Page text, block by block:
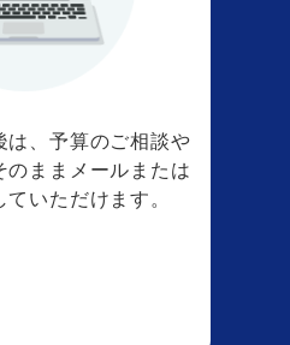
は、予算のご相談や
のままメールまたは
いただけます。